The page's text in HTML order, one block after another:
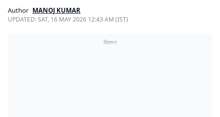
Author MANOJ KUMAR
UPDATED:SAT, 16 MAY 2026 12:43 AM (IST)
विज्ञापन